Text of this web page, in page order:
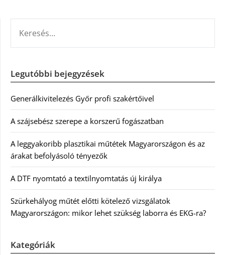
Legutóbbi bejegyzések
Generálkivitelezés Győr profi szakértőivel
A szájsebész szerepe a korszerű fogászatban
A leggyakoribb plasztikai műtétek Magyarországon és az
árakat befolyásoló tényezők
A DTF nyomtató a textilnyomtatás új királya
Szürkehályog műtét előtti kötelező vizsgálatok
Magyarországon: mikor lehet szükség laborra és EKG-ra?
Kategóriák